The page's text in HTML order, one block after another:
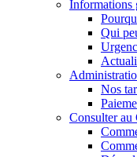
Informations
Qui
Nos
Consulter